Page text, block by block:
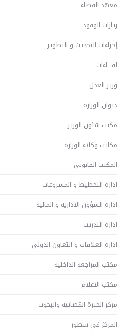
معهد القضاء
زيارات الوفود
إجراءات التحديث و التطوير
لقــــاءات
وزير العدل
ديوان الوزارة
مكتب شئون الوزير
مكاتب وكلاء الوزارة
المكتب القانوني
ادارة التخطيط و المشروعات
ادارة الشؤون الادارية و المالية
ادارة التدريب
ادارة العلاقات و التعاون الدولي
مكتب المراجعة الداخلية
مكتب الاعلام
مركز الخبرة القضائية والبحوث
المركز في سطور